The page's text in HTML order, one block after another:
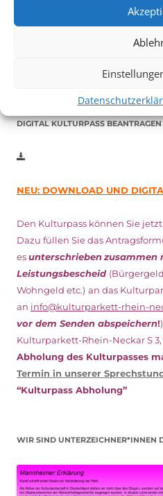
in Ludwigshafen statt.
Vom 19. August bist zum 9.
Inhaber*innen freien Eintritt
Weitere Details zum Festival
DIGITAL KULTURPASS BEANTRAGEN
NEU: DOWNLOAD UND
Den Kulturpass können Sie
Dazu füllen Sie das
esunterschriebenzusammen
Leistungsbescheid
Wohngeld etc.) an das
an info@kulturparkett-rhein-
vor dem Senden abspeichern!
Kulturparkett-Rhein-Neckar S 3,
Abholung des Kulturpasses
Termin in unserer
“Kulturpass Abholung”
WIR SIND UNTERZEICHNER*INNEN